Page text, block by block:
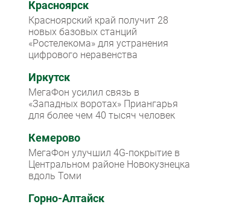
Красноярск
Красноярский край получит 28
новых базовых станций
«Ростелекома» для устранения
цифрового неравенства
Иркутск
МегаФон усилил связь в
«Западных воротах» Приангарья
для более чем 40 тысяч человек
Кемерово
МегаФон улучшил 4G-покрытие в
Центральном районе Новокузнецка
вдоль Томи
Горно-Алтайск